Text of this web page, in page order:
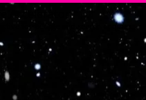
Accelerator
for people and search engines.